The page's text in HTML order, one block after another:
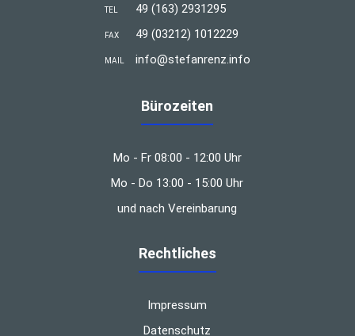
TEL 49 (163) 2931295
FAX 49 (03212) 1012229
MAIL info@stefanrenz.info
Bürozeiten
Mo - Fr 08:00 - 12:00 Uhr
Mo - Do 13:00 - 15:00 Uhr
und nach Vereinbarung
Rechtliches
Impressum
Datenschutz